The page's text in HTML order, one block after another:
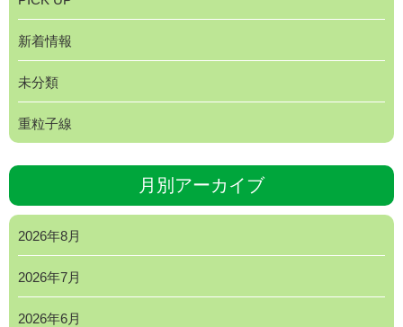
新着情報
未分類
重粒子線
月別アーカイブ
2026年8月
2026年7月
2026年6月